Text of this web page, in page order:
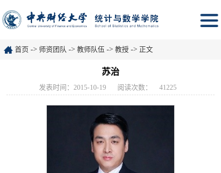
首页 -> 师资团队 -> 教师队伍 -> 教授 -> 正文
苏治
发表时间：2015-10-19 阅读次数： 41225